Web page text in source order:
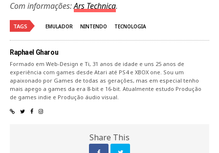
Com informações:Ars Technica.
TAGS EMULADOR NINTENDO TECNOLOGIA
Raphael Gharou
Formado em Web-Design e Ti, 31 anos de idade e uns 25 anos de
experiência com games desde Atari até PS4 e XBOX one. Sou um
apaixonado por Games de todas as gerações, mas em especial tenho
mais apego a games da era 8-bit e 16-bit. Atualmente estudo Produção
de games indie e Produção áudio visual.
Share This